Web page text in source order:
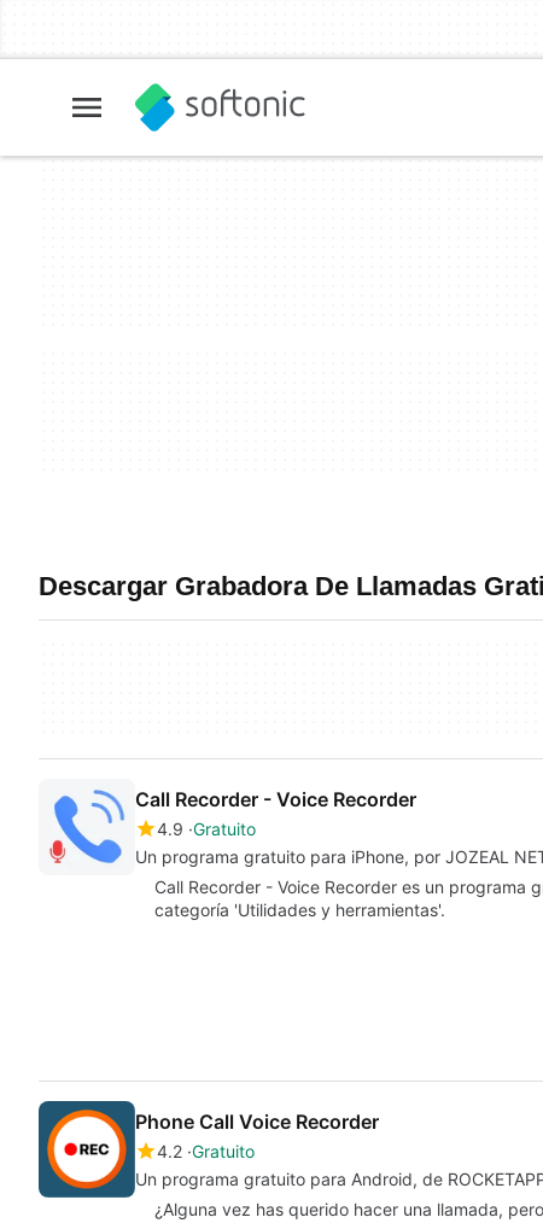
Descargar Grabadora De Llamadas
Call Recorder - Voice Recorder
4.9 Gratuito
Un programa gratuito para iPhone, por JOZEAL
Call Recorder - Voice Recorder es un programa
categoría 'Utilidades y herramientas'.
Phone Call Voice Recorder
4.2 Gratuito
Un programa gratuito para Android, de
¿Alguna vez has querido hacer una llamada,